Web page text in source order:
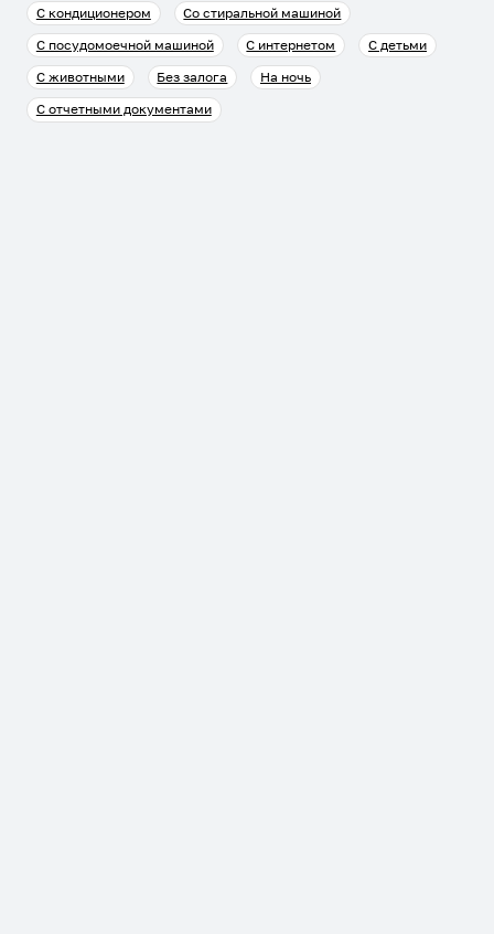
С кондиционером
Со стиральной машиной
С посудомоечной машиной
С интернетом
С детьми
С животными
Без залога
На ночь
С отчетными документами